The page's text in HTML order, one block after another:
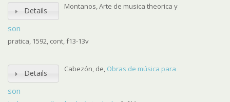
Details
son
Montanos, Arte de musica theorica y
pratica, 1592, cont, f13-13v
Details
son
Cabezón, de, Obras de música para